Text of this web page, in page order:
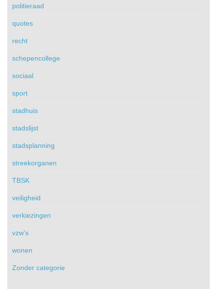
politieraad
quotes
recht
schepencollege
sociaal
sport
stadhuis
stadslijst
stadsplanning
streekorganen
TBSK
veiligheid
verkiezingen
vzw's
wonen
Zonder categorie